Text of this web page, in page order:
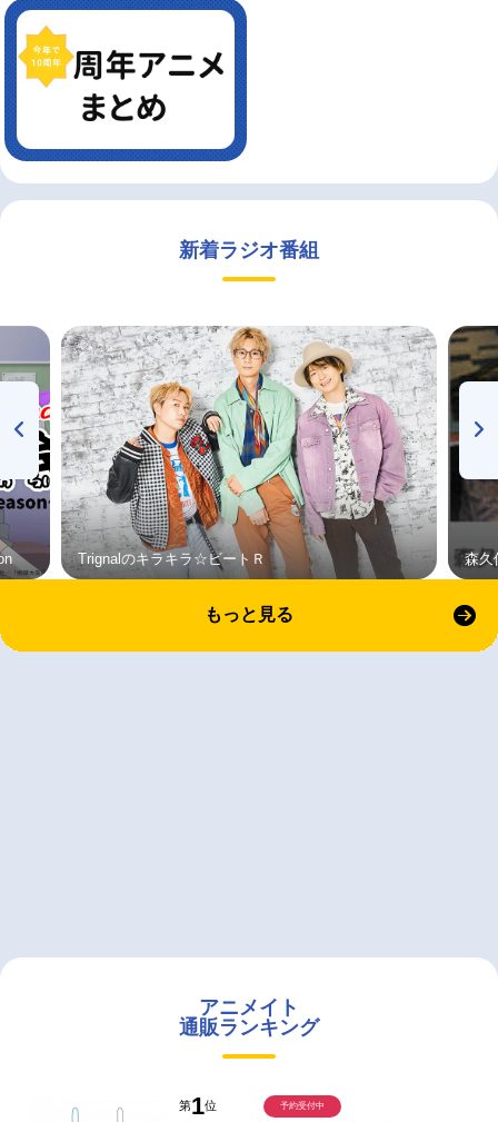
新着ラジオ番組
Trignalのキラキラ☆ビートＲ 森久
もっと見る
アニメイト
通販ランキング
第1位 予約受付中